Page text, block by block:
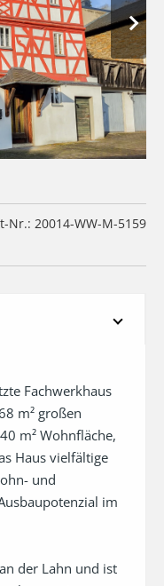
Nr.: 20014-WW-M-5159
Fachwerkhaus
m² großen
m² Wohnfläche,
Haus vielfältige
und
im
der Lahn und ist